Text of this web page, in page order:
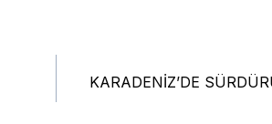
KARADENİZ’DE